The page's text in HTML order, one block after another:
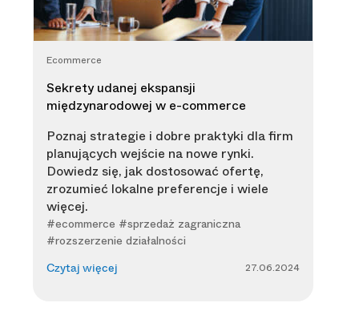
Ecommerce
Sekrety udanej ekspansji
międzynarodowej w e-commerce
Poznaj strategie i dobre praktyki dla firm
planujących wejście na nowe rynki.
Dowiedz się, jak dostosować ofertę,
zrozumieć lokalne preferencje i wiele
więcej.
#ecommerce #sprzedaż zagraniczna
#rozszerzenie działalności
Czytaj więcej 27.06.2024